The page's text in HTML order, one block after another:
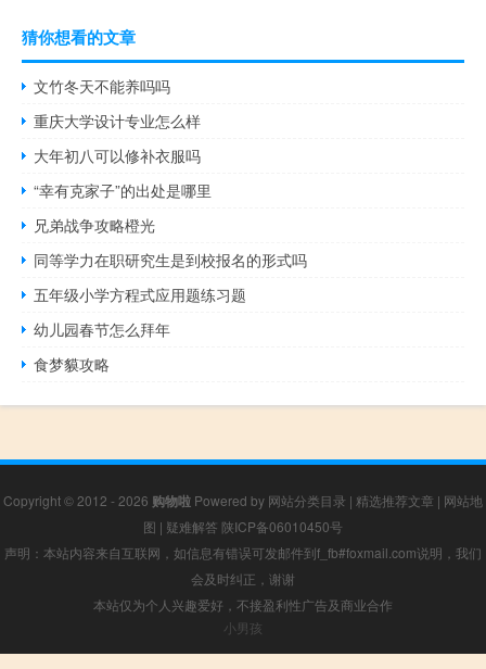
猜你想看的文章
文竹冬天不能养吗吗
重庆大学设计专业怎么样
大年初八可以修补衣服吗
“幸有克家子”的出处是哪里
兄弟战争攻略橙光
同等学力在职研究生是到校报名的形式吗
五年级小学方程式应用题练习题
幼儿园春节怎么拜年
食梦貘攻略
Copyright © 2012 - 2026 购物啦 Powered by 网站分类目录 | 精选推荐文章 | 网站地
图 | 疑难解答 陕ICP备06010450号
声明：本站内容来自互联网，如信息有错误可发邮件到f_fb#foxmail.com说明，我们
会及时纠正，谢谢
本站仅为个人兴趣爱好，不接盈利性广告及商业合作
小男孩